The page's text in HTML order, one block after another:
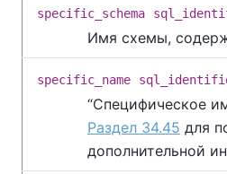
specific_schema
Имя схемы,
specific_name
“Специфическое
Раздел 34.45 для
дополнительной